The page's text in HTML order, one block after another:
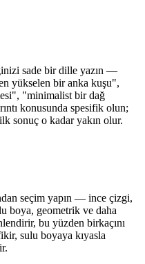
sade bir dille yazın —
yükselen bir anka kuşu",
"minimalist bir dağ
konusunda spesifik olun;
sonuç o kadar yakın olur.
seçim yapın — ince çizgi,
boya, geometrik ve daha
bu yüzden birkaçını
sulu boyaya kıyasla